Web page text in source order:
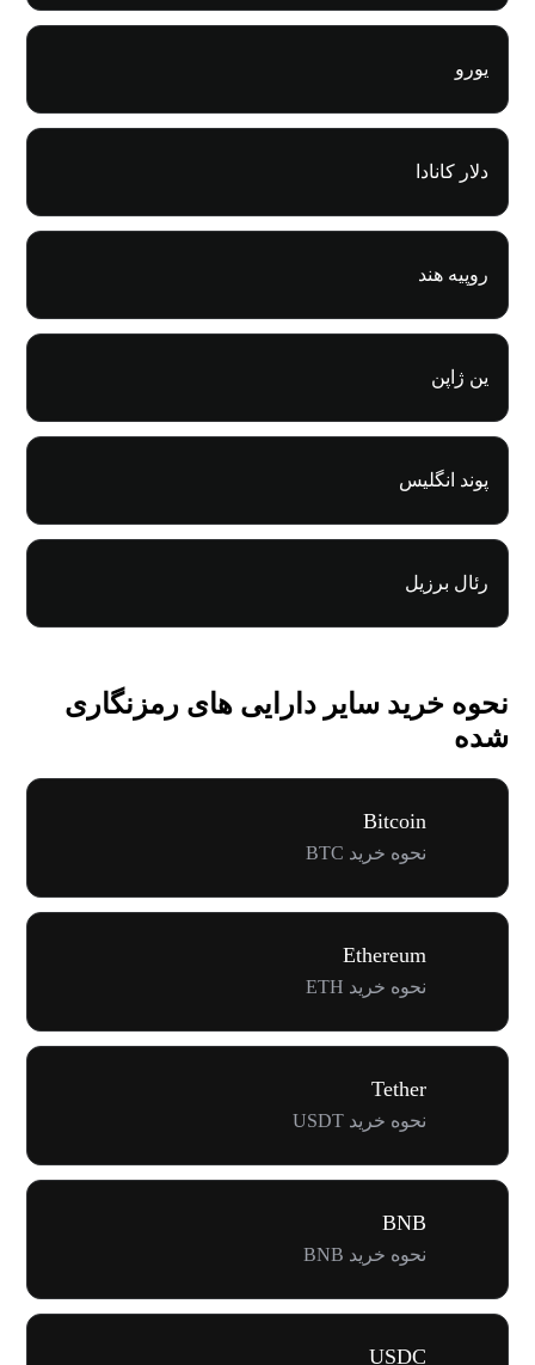
یورو
دلار کانادا
روپیه هند
ین ژاپن
پوند انگلیس
رئال برزیل
نحوه خرید سایر دارایی های رمزنگاری
شده
Bitcoin
نحوه خرید BTC
Ethereum
نحوه خرید ETH
Tether
نحوه خرید USDT
BNB
نحوه خرید BNB
USDC